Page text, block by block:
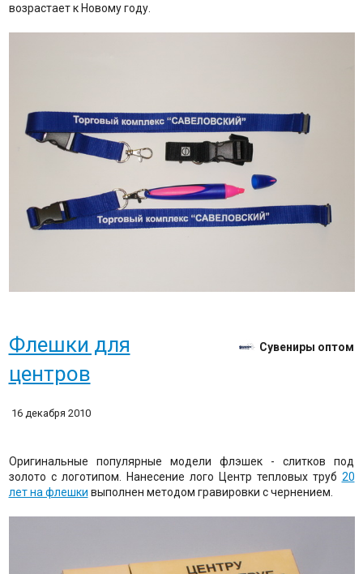
возрастает к Новому году.
Флешки для
центров
Сувениры оптом
16 декабря 2010
Оригинальные популярные модели флэшек - слитков под
золото с логотипом. Нанесение лого Центр тепловых труб 20
лет на флешки выполнен методом гравировки с чернением.